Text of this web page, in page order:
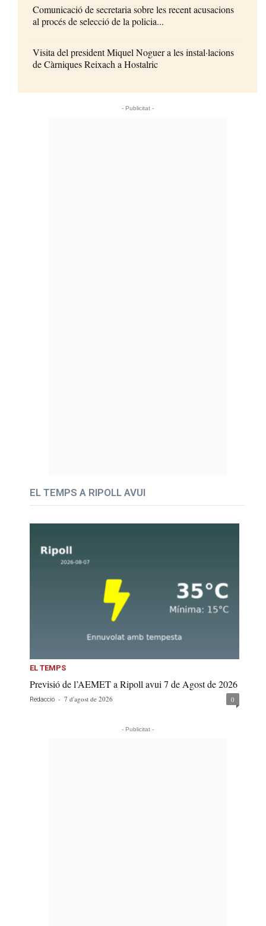
Comunicació de secretaria sobre les recent acusacions
al procés de selecció de la policia...
Visita del president Miquel Noguer a les instal·lacions
de Càrniques Reixach a Hostalric
- Publicitat -
EL TEMPS A RIPOLL AVUI
EL TEMPS
Previsió de l’AEMET a Ripoll avui 7 de Agost de 2026
Redacció - 7 d'agost de 2026 0
- Publicitat -